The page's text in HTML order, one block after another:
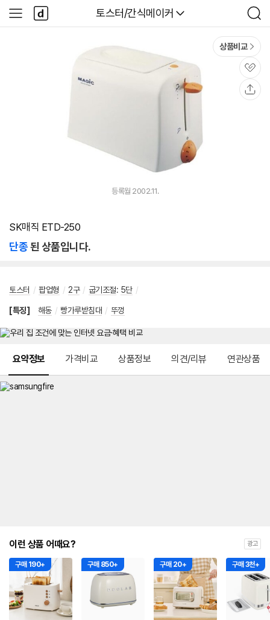
다나와
토스터/간식메이커
검
색
사
이
다
나
와
상품비교
관
심
등록월 2002.11.
SK매직 ETD-250
단종된 상품입니다.
토스터 / 팝업형 / 2구 / 굽기조절: 5단 /
[특징] 해동 / 빵가루받침대 / 뚜껑
요약정보 가격비교 상품정보 의견/리뷰 연관상품
이런 상품 어때요? 광고
구매 190+ 구매 850+ 구매 20+ 구매 3천+